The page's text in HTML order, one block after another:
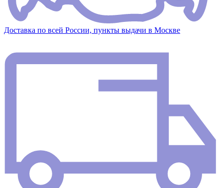
Доставка по всей России, пункты выдачи в Москве